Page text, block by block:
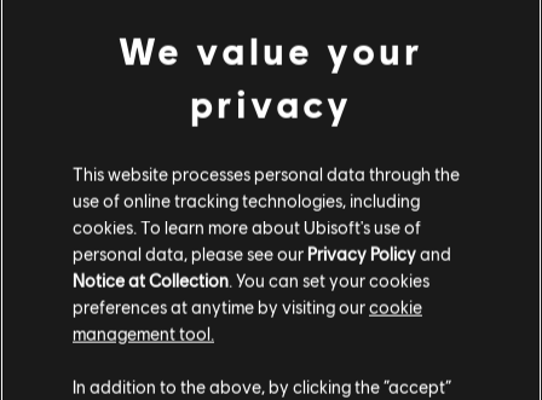
Parece que você está no paísUnited States
We value your
privacy
This website processes personal data through the
use of online tracking technologies, including
cookies. To learn more about Ubisoft's use of
personal data, please see our Privacy Policyand
Notice at Collection . You can set your cookies
preferences at anytime by visiting ourcookie
management tool.
In addition to the above, by clicking the “accept”